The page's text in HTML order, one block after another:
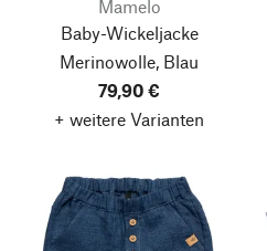
Mamelo
Baby-Wickeljacke
Merinowolle, Blau
79,90 €
+ weitere Varianten